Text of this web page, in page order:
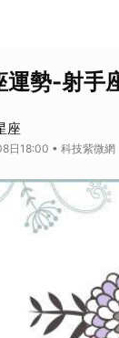
勢-射手
座
日18:00 • 科技紫微網